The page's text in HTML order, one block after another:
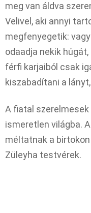
meg van áldva
Velivel, aki annyi
megfenyegetik:
odaadja nekik
férfi karjaiból csak
kiszabadítani a
A fiatal
ismeretlen világba.
méltatnak a
Züleyha testvérek.